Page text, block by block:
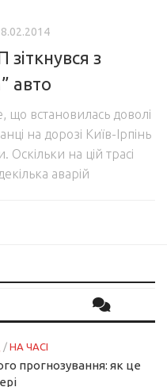
з
авто
що встановилась доволі
на дорозі Київ-Ірпінь
на цій трасі
аварій
/ НА ЧАСІ
прогнозування: як це